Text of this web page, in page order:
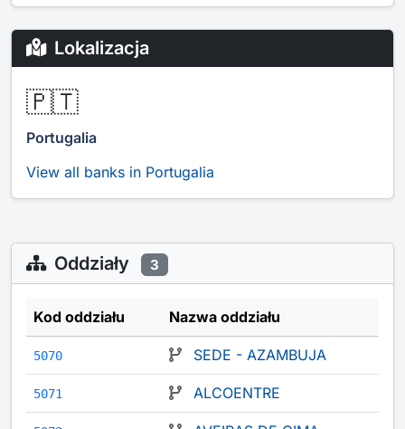
Lokalizacja
🇵🇹
Portugalia
View all banks in Portugalia
Oddziały 3
Kod oddziału Nazwa oddziału
5070 SEDE - AZAMBUJA
5071 ALCOENTRE